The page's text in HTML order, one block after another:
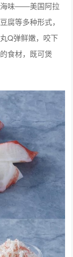
味——美国阿拉
腐等多种形式，
Q弹鲜嫩，咬下
食材，既可煲